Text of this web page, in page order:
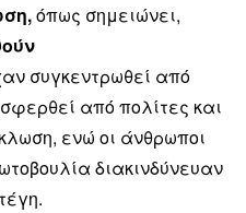
όπως σημειώνει,
συγκεντρωθεί από
από πολίτες και
ενώ οι άνθρωποι
διακινδύνευαν